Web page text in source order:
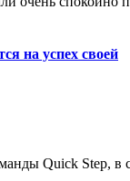
на успех своей
Quick Step, в